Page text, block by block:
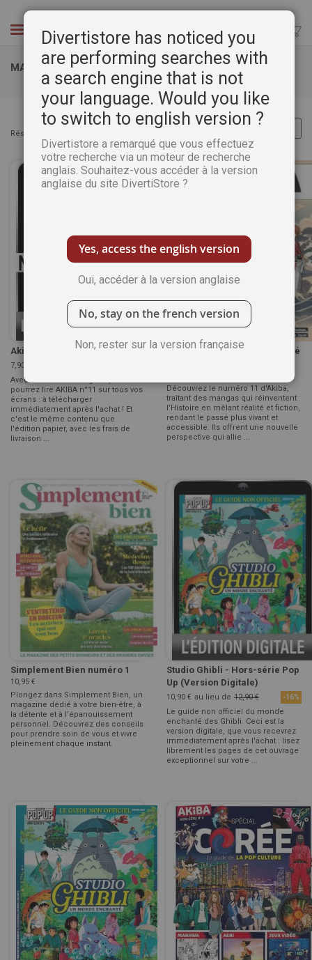
Chercher
MAGAZINES
Résultats :
Akiba n°11 - Version digitale
7,90 €
Avec cette version Digitale, vous
pourrez lire AKIBA n°11 sur tous vos
écrans : à télécharger
immédiatement après l'achat ! Et
c'est le même contenu que
l'édition papier, avec les frais de
livraison ...
MANGA & HISTOIRE - Le passé
Découvrez le numéro 11 d'Akiba,
traîtant des mangas qui réinventent
l’Histoire en mêlant réalité et fiction,
rendant le passé plus vivant et
accessible. Ils offrent une nouvelle
perspective qui allie ...
Simplement Bien numéro 1
10,95 €
Plongez dans Simplement Bien, un
magazine dédié à votre bien-être, à
la détente et à l’épanouissement
personnel. Découvrez des conseils
pour prendre soin de vous et vivre
pleinement chaque instant.
Studio Ghibli - Hors-série Pop
Up (Version Digitale)
10,90 € au lieu de 12,90 € -16%
Le guide non officiel du monde
enchanté des Ghibli. Ceci est la
version digitale, que vous recevrez
immédiatement après l'achat : lisez
librement les pages de cet ouvrage
exceptionnel sur votre ...
Divertistore has noticed you
are performing searches with
a search engine that is not
your language. Would you like
to switch to english version ?
Divertistore a remarqué que vous effectuez
votre recherche via un moteur de recherche
anglais. Souhaitez-vous accéder à la version
anglaise du site DivertiStore ?
Yes, access the english version
Oui, accéder à la version anglaise
No, stay on the french version
Non, rester sur la version française